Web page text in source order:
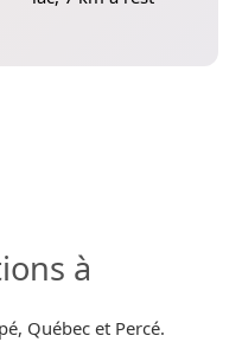
à
Québec et Percé.